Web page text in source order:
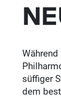
süffiger
dem